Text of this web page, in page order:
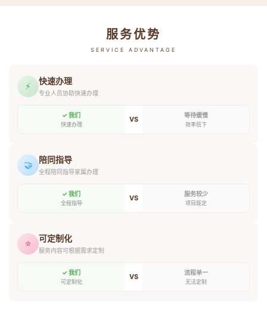
服务优势
SERVICE ADVANTAGE
⚡ 快速办理
专业人员协助快速办理
✓ 我们
快速办理
VS 等待缓慢
效率低下
🤝 陪同指导
全程陪同指导家属办理
✓ 我们
全程指导
VS 服务较少
项目既定
⭐ 可定制化
服务内容可根据需求定制
✓ 我们
可定制化
VS 流程单一
无法定制